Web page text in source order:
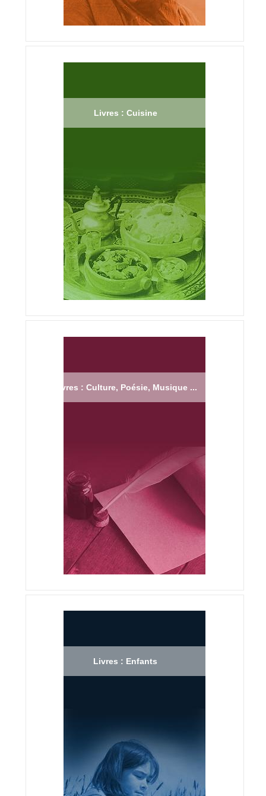
Livres : Cuisine
Livres : Culture, Poésie, Musique ...
Livres : Enfants